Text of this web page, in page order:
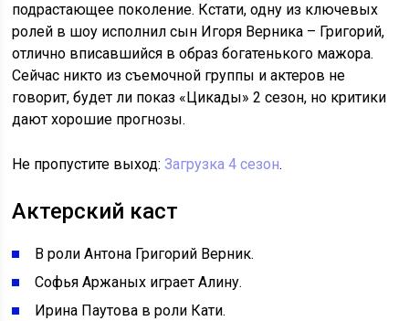
подрастающее поколение. Кстати, одну из ключевых
ролей в шоу исполнил сын Игоря Верника – Григорий,
отлично вписавшийся в образ богатенького мажора.
Сейчас никто из съемочной группы и актеров не
говорит, будет ли показ «Цикады» 2 сезон, но критики
дают хорошие прогнозы.
Не пропустите выход:Загрузка 4 сезон.
Актерский каст
В роли Антона Григорий Верник.
Софья Аржаных играет Алину.
Ирина Паутова в роли Кати.